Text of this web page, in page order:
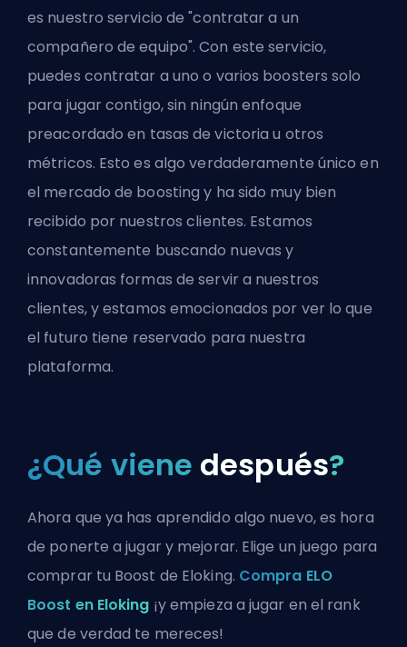
es nuestro servicio de "contratar a un
compañero de equipo". Con este servicio,
puedes contratar a uno o varios boosters solo
para jugar contigo, sin ningún enfoque
preacordado en tasas de victoria u otros
métricos. Esto es algo verdaderamente único en
el mercado de boosting y ha sido muy bien
recibido por nuestros clientes. Estamos
constantemente buscando nuevas y
innovadoras formas de servir a nuestros
clientes, y estamos emocionados por ver lo que
el futuro tiene reservado para nuestra
plataforma.
¿Qué viene después?
Ahora que ya has aprendido algo nuevo, es hora
de ponerte a jugar y mejorar. Elige un juego para
comprar tu Boost de Eloking. Compra ELO
Boost en Eloking ¡y empieza a jugar en el rank
que de verdad te mereces!